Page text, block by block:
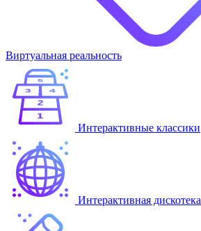
Виртуальная реальность
Интерактивные классики
Интерактивная дискотека